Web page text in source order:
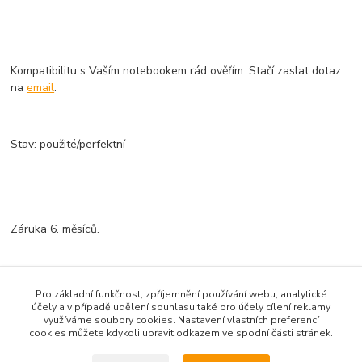
Kompatibilitu s Vaším notebookem rád ověřím. Stačí zaslat dotaz
naemail.
Stav: použité/perfektní
Záruka 6. měsíců.
Zboží zařazeno v kategoriích
Chlazení - chladiče, fan...
Pro základní funkčnost, zpříjemnění používání webu, analytické
účely a v případě udělení souhlasu také pro účely cílení reklamy
využíváme soubory cookies. Nastavení vlastních preferencí
cookies můžete kdykoli upravit odkazem ve spodní části stránek.